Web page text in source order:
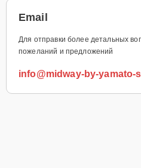
Email
Для отправки более детальных
пожеланий и предложений
info@midway-by-yamato-